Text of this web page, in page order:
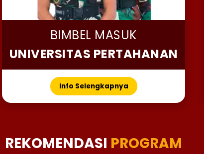
BIMBEL MASUK
UNIVERSITAS PERTAHANAN
Info Selengkapnya
REKOMENDASI PROGRAM